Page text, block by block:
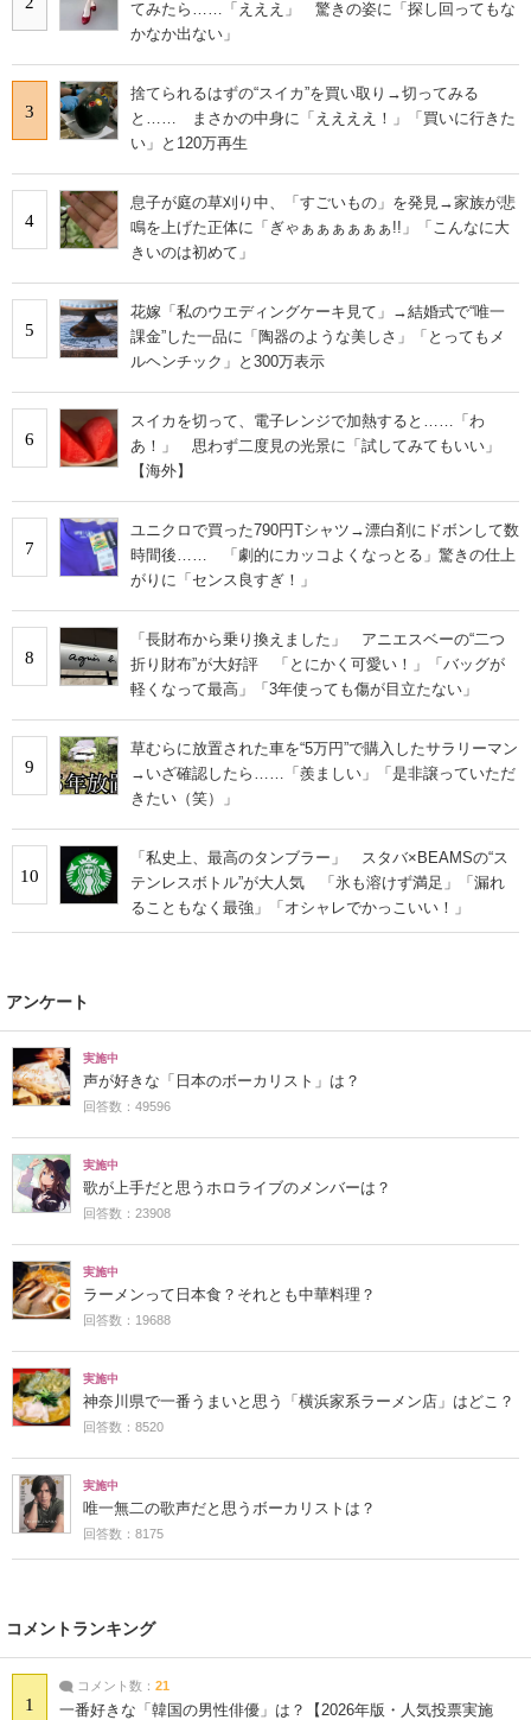
てみたら……「えええ」 驚きの姿に「探し回ってもな
かなか出ない」
3
捨てられるはずの“スイカ”を買い取り→切ってみる
と…… まさかの中身に「ええええ！」「買いに行きた
い」と120万再生
4
息子が庭の草刈り中、「すごいもの」を発見→家族が悲
鳴を上げた正体に「ぎゃぁぁぁぁぁぁ!!」「こんなに大
きいのは初めて」
5
花嫁「私のウエディングケーキ見て」→結婚式で“唯一
課金”した一品に「陶器のような美しさ」「とってもメ
ルヘンチック」と300万表示
6
スイカを切って、電子レンジで加熱すると……「わ
あ！」 思わず二度見の光景に「試してみてもいい」
【海外】
7
ユニクロで買った790円Tシャツ→漂白剤にドボンして数
時間後…… 「劇的にカッコよくなっとる」驚きの仕上
がりに「センス良すぎ！」
8
「長財布から乗り換えました」 アニエスベーの“二つ
折り財布”が大好評 「とにかく可愛い！」「バッグが
軽くなって最高」「3年使っても傷が目立たない」
9
草むらに放置された車を“5万円”で購入したサラリーマン
→いざ確認したら……「羨ましい」「是非譲っていただ
きたい（笑）」
10
「私史上、最高のタンブラー」 スタバ×BEAMSの“ス
テンレスボトル”が大人気 「氷も溶けず満足」「漏れ
ることもなく最強」「オシャレでかっこいい！」
アンケート
実施中
声が好きな「日本のボーカリスト」は？
回答数：49596
実施中
歌が上手だと思うホロライブのメンバーは？
回答数：23908
実施中
ラーメンって日本食？それとも中華料理？
回答数：19688
実施中
神奈川県で一番うまいと思う「横浜家系ラーメン店」はどこ？
回答数：8520
実施中
唯一無二の歌声だと思うボーカリストは？
回答数：8175
コメントランキング
1
コメント数： 21
一番好きな「韓国の男性俳優」は？【2026年版・人気投票実施